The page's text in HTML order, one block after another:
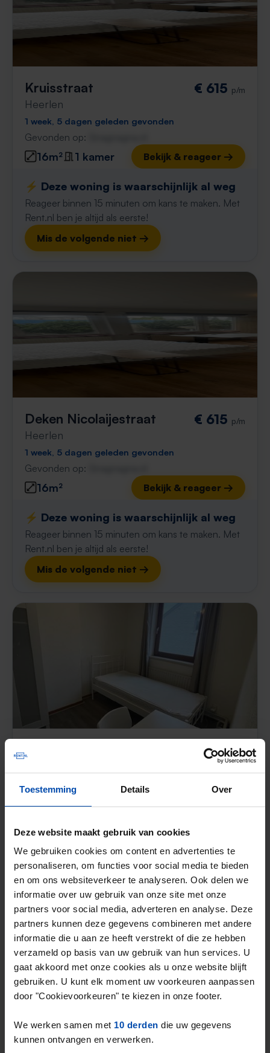
Toestemming Details Over
Deze website maakt gebruik van cookies
We gebruiken cookies om content en advertenties te
personaliseren, om functies voor social media te bieden
en om ons websiteverkeer te analyseren. Ook delen we
informatie over uw gebruik van onze site met onze
partners voor social media, adverteren en analyse. Deze
partners kunnen deze gegevens combineren met andere
informatie die u aan ze heeft verstrekt of die ze hebben
verzameld op basis van uw gebruik van hun services. U
gaat akkoord met onze cookies als u onze website blijft
gebruiken. U kunt elk moment uw voorkeuren aanpassen
door "Cookievoorkeuren" te kiezen in onze footer.
We werken samen met 10 derden die uw gegevens
kunnen ontvangen en verwerken.
Kruisstraat
Heerlen
€ 615 p/m
1 week, 5 dagen geleden gevonden
Gevonden op:
16m² 1 kamer Bekijk & reageer →
⚡️ Deze woning is waarschijnlijk al weg
Reageer binnen 15 minuten om kans te maken. Met
Rent.nl ben je altijd als eerste!
Mis de volgende niet →
Deken Nicolaijestraat
Heerlen
€ 615 p/m
1 week, 5 dagen geleden gevonden
Gevonden op:
16m² Bekijk & reageer →
⚡️ Deze woning is waarschijnlijk al weg
Reageer binnen 15 minuten om kans te maken. Met
Rent.nl ben je altijd als eerste!
Mis de volgende niet →
€ 540p/m
⚡️ Deze woning is waarschijnlijk al weg
Reageer binnen 15 minuten om kans te maken. Met
Rent.nl ben je altijd als eerste!
Mis de volgende niet →
Tip!
Mis nooit meer een kamer
in Heerlen
Stel in één minuut je zoekprofiel in en krijg
e-mail, vaak binnen een minuut na publicatie.